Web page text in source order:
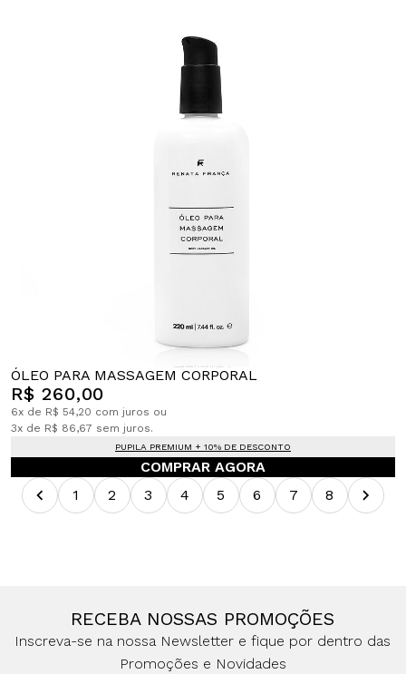
ÓLEO PARA MASSAGEM CORPORAL
R$ 260,00
6x de R$ 54,20 com juros ou
3x de R$ 86,67 sem juros.
PUPILA PREMIUM + 10% DE DESCONTO
COMPRAR AGORA
1
2 3 4 5 6 7 8
RECEBA NOSSAS PROMOÇÕES
Inscreva-se na nossa Newsletter e fique por dentro das
Promoções e Novidades